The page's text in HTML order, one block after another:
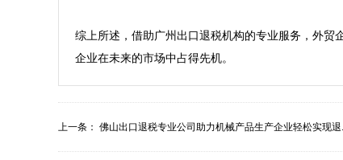
综上所述，借助广州出口退税机构的专业服务，外贸
企业在未来的市场中占得先机。
上一条： 佛山出口退税专业公司助力机械产品生产企业轻松实现退...